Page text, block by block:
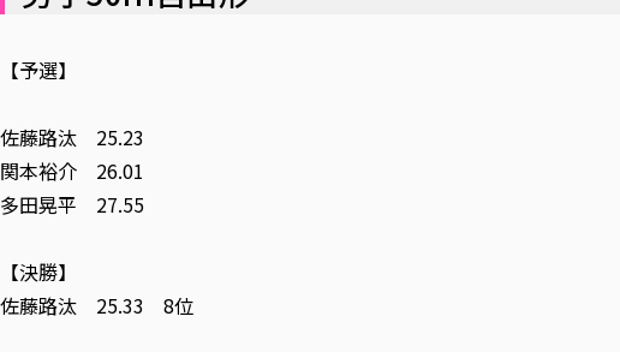
【予選】
佐藤路汰 25.23
関本裕介 26.01
多田晃平 27.55
【決勝】
佐藤路汰 25.33 8位